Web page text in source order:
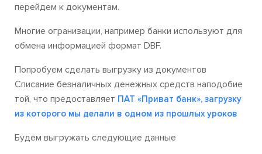
перейдем к документам.
Многие огранизации, например банки используют для
обмена информацией формат DBF.
Попробуем сделать выгрузку из документов
Списание безналичных денежных средств наподобие
той, что предоставляет ПАТ «Приват банк», загрузку
из которого мы делали в одном из прошлых уроков
Будем выгружать следующие данные